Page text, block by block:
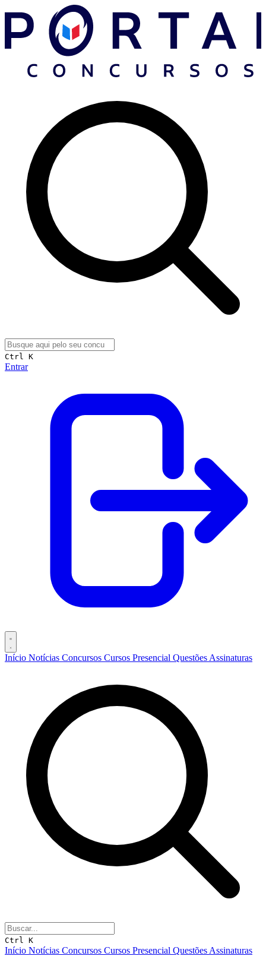
Ctrl K
Entrar
Início Notícias Concursos Cursos Presencial Questões Assinaturas
Ctrl K
Início Notícias Concursos Cursos Presencial Questões Assinaturas